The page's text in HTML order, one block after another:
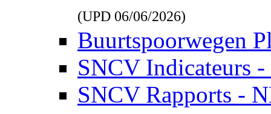
(UPD 06/06/2026)
Buurtspoorwegen
SNCV Indicateurs
SNCV Rapports -